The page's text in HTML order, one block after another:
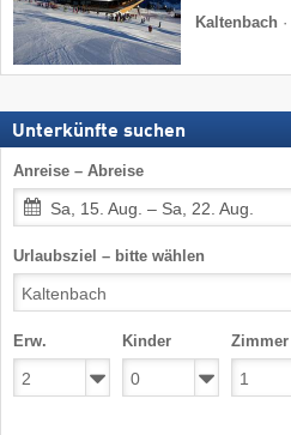
Kaltenbach ·
Unterkünfte suchen
Anreise – Abreise
Sa, 15. Aug. – Sa, 22. Aug.
Urlaubsziel – bitte wählen
Erw. Kinder Zimmer